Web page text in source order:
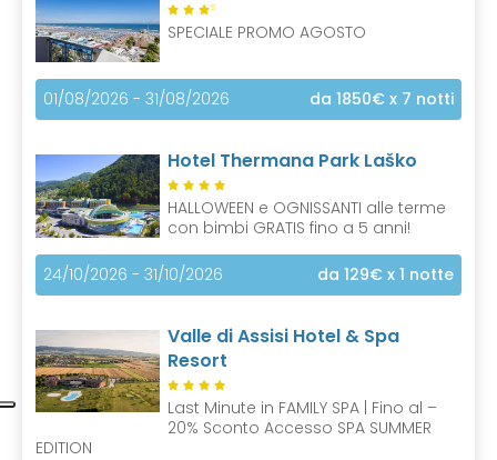
S
SPECIALE PROMO AGOSTO
01/08/2026 - 31/08/2026 da 1850€ x 7 notti
Hotel Thermana Park Laško
HALLOWEEN e OGNISSANTI alle terme
con bimbi GRATIS fino a 5 anni!
24/10/2026 - 31/10/2026 da 129€ x 1 notte
Valle di Assisi Hotel & Spa
Resort
Last Minute in FAMILY SPA | Fino al –
20% Sconto Accesso SPA SUMMER
EDITION